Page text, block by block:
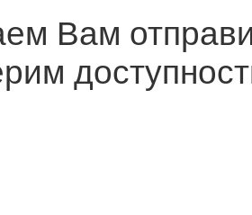
Вам